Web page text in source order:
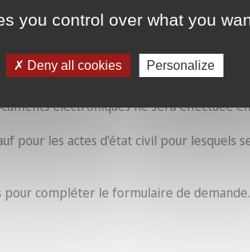
version papier (la liste des documents
électroniques ne sera effectuée
pour les actes d’état civil pour lesquels
pour compléter le formulaire de demande.
you control over what you
Deny all cookies Personalize